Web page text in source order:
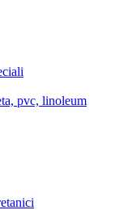
pvc, linoleum